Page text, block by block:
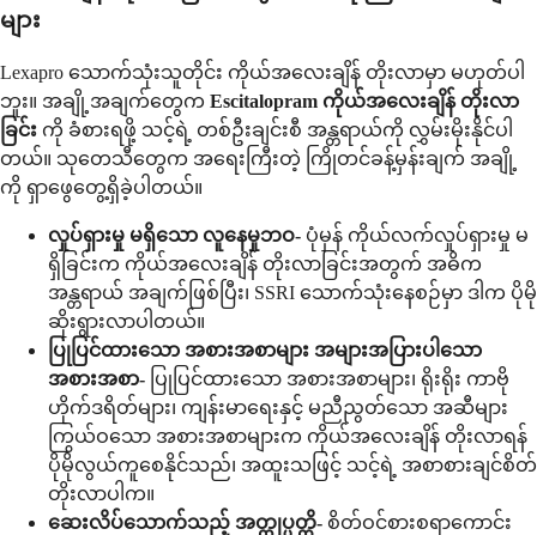
များ
Lexapro သောက်သုံးသူတိုင်း ကိုယ်အလေးချိန် တိုးလာမှာ မဟုတ်ပါ
ဘူး။ အချို့အချက်တွေက Escitalopram ကိုယ်အလေးချိန် တိုးလာ
ခြင်း ကို ခံစားရဖို့ သင့်ရဲ့ တစ်ဦးချင်းစီ အန္တရာယ်ကို လွှမ်းမိုးနိုင်ပါ
တယ်။ သုတေသီတွေက အရေးကြီးတဲ့ ကြိုတင်ခန့်မှန်းချက် အချို့
ကို ရှာဖွေတွေ့ရှိခဲ့ပါတယ်။
လှုပ်ရှားမှု မရှိသော လူနေမှုဘဝ- ပုံမှန် ကိုယ်လက်လှုပ်ရှားမှု မ
ရှိခြင်းက ကိုယ်အလေးချိန် တိုးလာခြင်းအတွက် အဓိက
အန္တရာယ် အချက်ဖြစ်ပြီး၊ SSRI သောက်သုံးနေစဉ်မှာ ဒါက ပိုမို
ဆိုးရွားလာပါတယ်။
ပြုပြင်ထားသော အစားအစာများ အများအပြားပါသော
အစားအစာ- ပြုပြင်ထားသော အစားအစာများ၊ ရိုးရိုး ကာဗို
ဟိုက်ဒရိတ်များ၊ ကျန်းမာရေးနှင့် မညီညွတ်သော အဆီများ
ကြွယ်ဝသော အစားအစာများက ကိုယ်အလေးချိန် တိုးလာရန်
ပိုမိုလွယ်ကူစေနိုင်သည်၊ အထူးသဖြင့် သင့်ရဲ့ အစာစားချင်စိတ်
တိုးလာပါက။
ဆေးလိပ်သောက်သည့် အတ္ထုပ္ပတ္တိ- စိတ်ဝင်စားစရာကောင်း